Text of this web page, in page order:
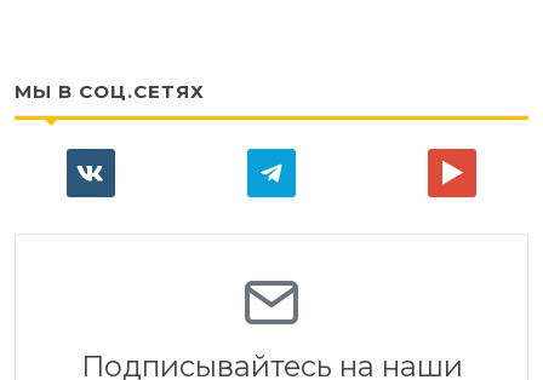
МЫ В СОЦ.СЕТЯХ
Подписывайтесь на наши